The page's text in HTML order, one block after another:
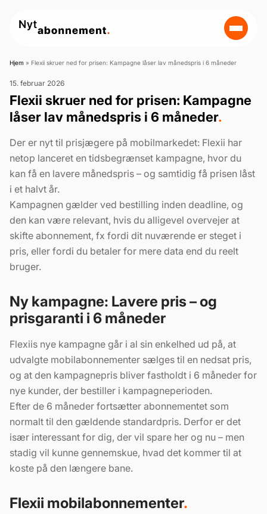
Hjem » Flexii skruer ned for prisen: Kampagne låser lav månedspris i 6 måneder
15. februar 2026
Flexii skruer ned for prisen: Kampagne
låser lav månedspris i 6 måneder.
Der er nyt til prisjægere på mobilmarkedet: Flexii har
netop lanceret en tidsbegrænset kampagne, hvor du
kan få en lavere månedspris – og samtidig få prisen låst
i et halvt år.
Kampagnen gælder ved bestilling inden deadline, og
den kan være relevant, hvis du alligevel overvejer at
skifte abonnement, fx fordi dit nuværende er steget i
pris, eller fordi du betaler for mere data end du reelt
bruger.
Ny kampagne: Lavere pris – og
prisgaranti i 6 måneder
Flexiis nye kampagne går i al sin enkelhed ud på, at
udvalgte mobilabonnementer sælges til en nedsat pris,
og at den kampagnepris bliver fastholdt i 6 måneder for
nye kunder, der bestiller i kampagneperioden.
Efter de 6 måneder fortsætter abonnementet som
normalt til den gældende standardpris. Derfor er det
især interessant for dig, der vil spare her og nu – men
stadig vil kunne gennemskue, hvad det kommer til at
koste på den længere bane.
Flexii mobilabonnementer.